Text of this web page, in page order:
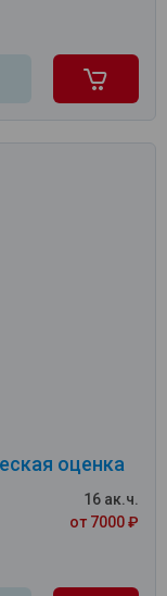
оценка
16 ак.ч.
от 7000 ₽